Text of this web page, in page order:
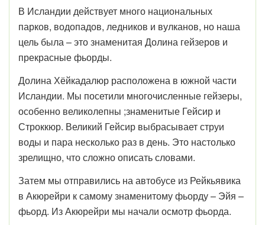
В Исландии действует много национальных
парков, водопадов, ледников и вулканов, но наша
цель была – это знаменитая Долина гейзеров и
прекрасные фьорды.
Долина Хёйкадалюр расположена в южной части
Исландии. Мы посетили многочисленные гейзеры,
особенно великолепны ;знаменитые Гейсир и
Строккюр. Великий Гейсир выбрасывает струи
воды и пара несколько раз в день. Это настолько
зрелищно, что сложно описать словами.
Затем мы отправились на автобусе из Рейкьявика
в Акюрейри к самому знаменитому фьорду – Эйя –
фьорд. Из Акюрейри мы начали осмотр фьорда.